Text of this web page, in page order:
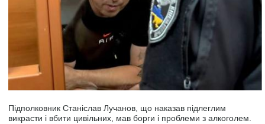
Підполковник Станіслав Лучанов, що наказав підлеглим
викрасти і вбити цивільних, мав борги і проблеми з алкоголем.